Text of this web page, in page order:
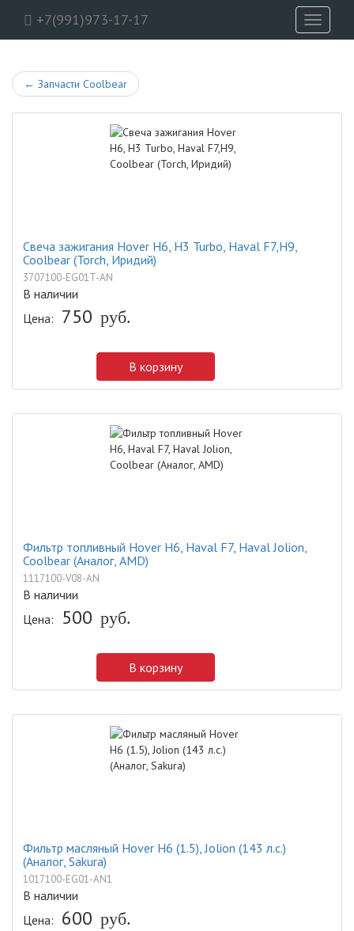
+7(991)973-17-17
Toggle
← Запчасти Coolbear
Свеча зажигания Hover H6, H3 Turbo, Haval F7,H9,
Coolbear (Torch, Иридий)
3707100-EG01T-AN
В наличии
Цена: 750 руб.
В корзину
Фильтр топливный Hover H6, Haval F7, Haval Jolion,
Coolbear (Аналог, AMD)
1117100-V08-AN
В наличии
Цена:
500 руб.
В корзину
Фильтр масляный Hover H6 (1.5), Jolion (143 л.с.)
(Аналог, Sakura)
1017100-EG01-AN1
В наличии
Цена: 600 руб.